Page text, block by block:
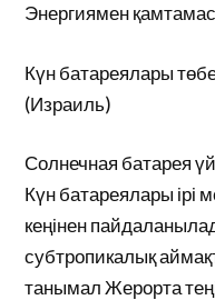
Энергиямен
Күн батареялары
(Израиль)
Солнечная батарея
Күн батареялары ірі
кеңінен
субтропикалық
танымал Жерорта